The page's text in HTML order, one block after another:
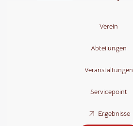
Verein
Abteilungen
Veranstaltungen
Servicepoint
Ergebnisse